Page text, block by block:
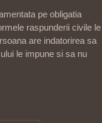
pe obligatia
raspunderii civile le
are indatorirea sa
le impune si sa nu